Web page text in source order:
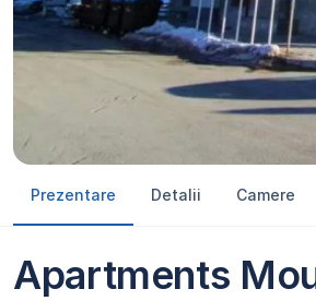
Prezentare Detalii Camere
Apartments